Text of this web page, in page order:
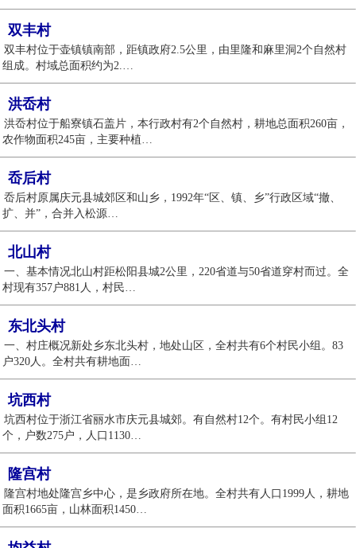
双丰村
双丰村位于壶镇镇南部，距镇政府2.5公里，由里隆和麻里洞2个自然村
组成。村域总面积约为2.…
洪岙村
洪岙村位于船寮镇石盖片，本行政村有2个自然村，耕地总面积260亩，
农作物面积245亩，主要种植…
岙后村
岙后村原属庆元县城郊区和山乡，1992年“区、镇、乡”行政区域“撤、
扩、并”，合并入松源…
北山村
一、基本情况北山村距松阳县城2公里，220省道与50省道穿村而过。全
村现有357户881人，村民…
东北头村
一、村庄概况新处乡东北头村，地处山区，全村共有6个村民小组。83
户320人。全村共有耕地面…
坑西村
坑西村位于浙江省丽水市庆元县城郊。有自然村12个。有村民小组12
个，户数275户，人口1130…
隆宫村
隆宫村地处隆宫乡中心，是乡政府所在地。全村共有人口1999人，耕地
面积1665亩，山林面积1450…